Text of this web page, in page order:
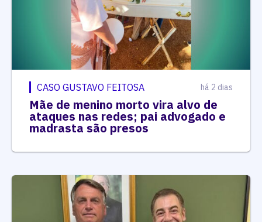
CASO GUSTAVO FEITOSA há 2 dias
Mãe de menino morto vira alvo de
ataques nas redes; pai advogado e
madrasta são presos